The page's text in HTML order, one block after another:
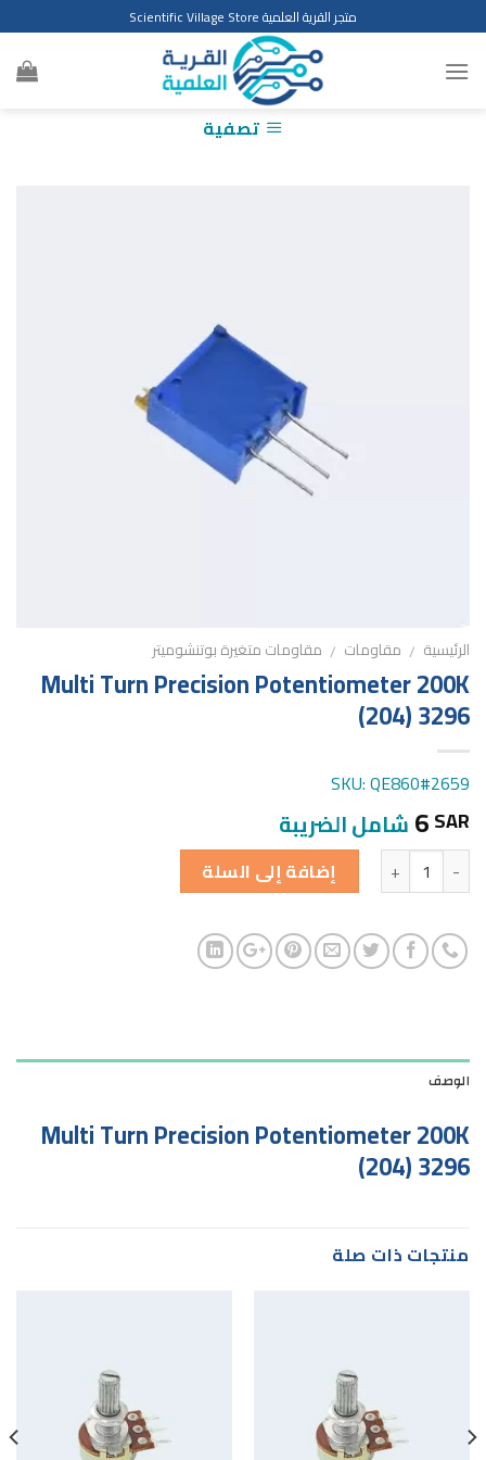
to
content
متجر القرية العلمية Scientific Village Store
تصفية
الرئيسية / مقاومات / مقاومات متغيرة بوتنشوميتر
Multi Turn Precision Potentiometer 200K
(204) 3296
SKU: QE860#2659
6SAR شامل الضريبة
الكمية إضافة إلى السلة
الوصف
Multi Turn Precision Potentiometer 200K
(204) 3296
منتجات ذات صلة